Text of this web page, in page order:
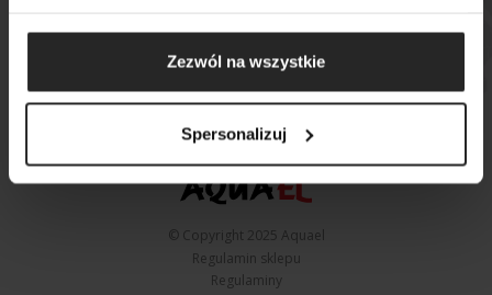
Zezwól na wszystkie
Spersonalizuj
© Copyright 2025 Aquael
Regulamin sklepu
Regulaminy